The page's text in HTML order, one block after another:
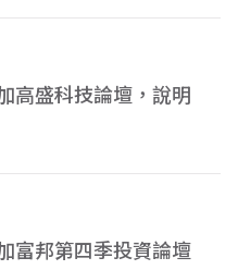
高盛科技論壇，說明
富邦第四季投資論壇